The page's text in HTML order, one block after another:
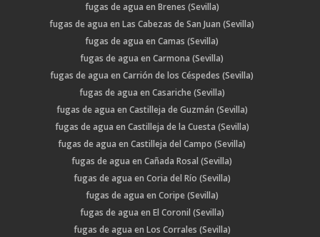
fugas de agua en Brenes (Sevilla)
fugas de agua en Las Cabezas de San Juan (Sevilla)
fugas de agua en Camas (Sevilla)
fugas de agua en Carmona (Sevilla)
fugas de agua en Carrión de los Céspedes (Sevilla)
fugas de agua en Casariche (Sevilla)
fugas de agua en Castilleja de Guzmán (Sevilla)
fugas de agua en Castilleja de la Cuesta (Sevilla)
fugas de agua en Castilleja del Campo (Sevilla)
fugas de agua en Cañada Rosal (Sevilla)
fugas de agua en Coria del Río (Sevilla)
fugas de agua en Coripe (Sevilla)
fugas de agua en El Coronil (Sevilla)
fugas de agua en Los Corrales (Sevilla)